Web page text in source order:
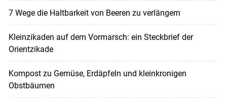
7 Wege die Haltbarkeit von Beeren zu verlängern
Kleinzikaden auf dem Vormarsch: ein Steckbrief der
Orientzikade
Kompost zu Gemüse, Erdäpfeln und kleinkronigen
Obstbäumen